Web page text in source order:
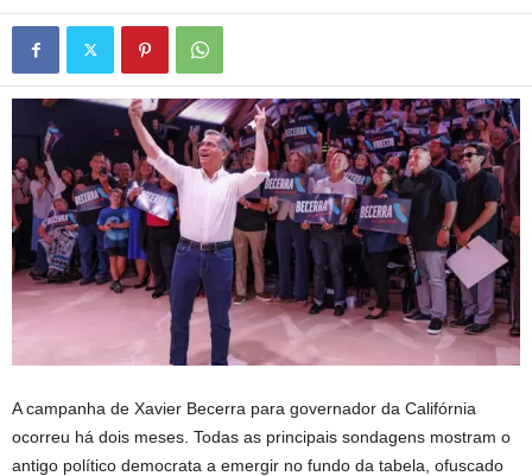
A campanha de Xavier Becerra para governador da Califórnia
ocorreu há dois meses. Todas as principais sondagens mostram o
antigo político democrata a emergir no fundo da tabela, ofuscado